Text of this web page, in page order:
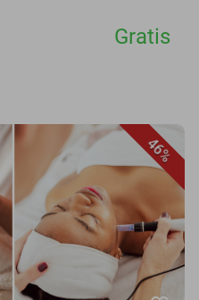
Gratis
46%